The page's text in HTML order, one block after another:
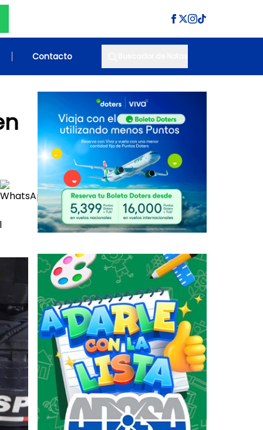
Contacto